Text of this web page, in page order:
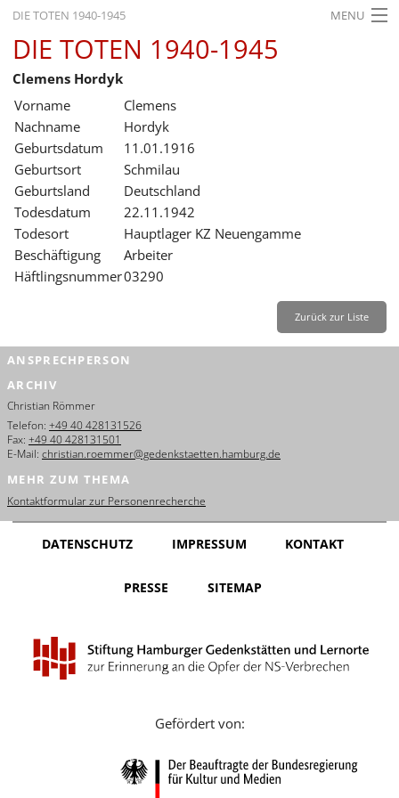
DIE TOTEN 1940-1945 MENU
STARTSEITE
AKTUELLES
AUSSTELLUNGEN
GESCHICHTE
BILDUNG
FORSCHUNG
SERVICE
Français
Dansk
Español
Nederlands
Português
Русский
Leichte Sprache
DIE TOTEN 1940-1945
Clemens Hordyk
Vorname
Clemens
Nachname
Hordyk
Geburtsdatum
11.01.1916
Geburtsort
Schmilau
Geburtsland
Deutschland
Todesdatum
22.11.1942
Todesort
Hauptlager KZ Neuengamme
Beschäftigung
Arbeiter
Häftlingsnummer03290
Zurück zur Liste
ANSPRECHPERSON
ARCHIV
Christian Römmer
Telefon: +49 40 428131526
Fax: +49 40 428131501
E-Mail: christian.roemmer@gedenkstaetten.hamburg.de
MEHR ZUM THEMA
Kontaktformular zur Personenrecherche
DATENSCHUTZ IMPRESSUM KONTAKT
PRESSE SITEMAP
Gefördert von: